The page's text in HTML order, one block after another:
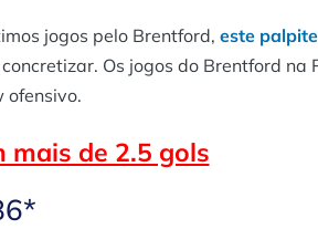
jogos pelo Brentford, este palpite
Os jogos do Brentford na
ofensivo.
mais de 2.5 gols